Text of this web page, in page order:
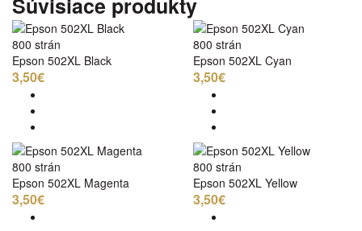
800 strán
Epson 502XL Black
3,50€
800 strán
Epson 502XL Cyan
3,50€
800 strán
Epson 502XL Magenta
3,50€
800 strán
Epson 502XL Yellow
3,50€